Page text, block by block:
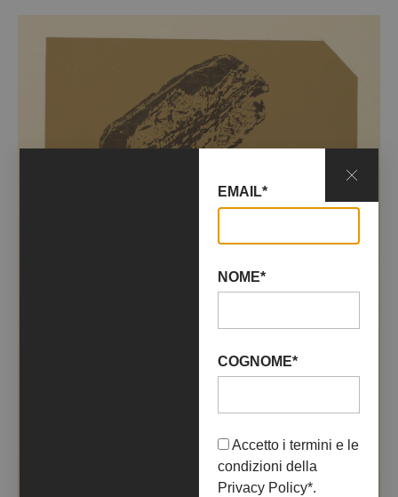
EMAIL*
NOME*
COGNOME*
Accetto i termini e le
condizioni della
Privacy Policy*.